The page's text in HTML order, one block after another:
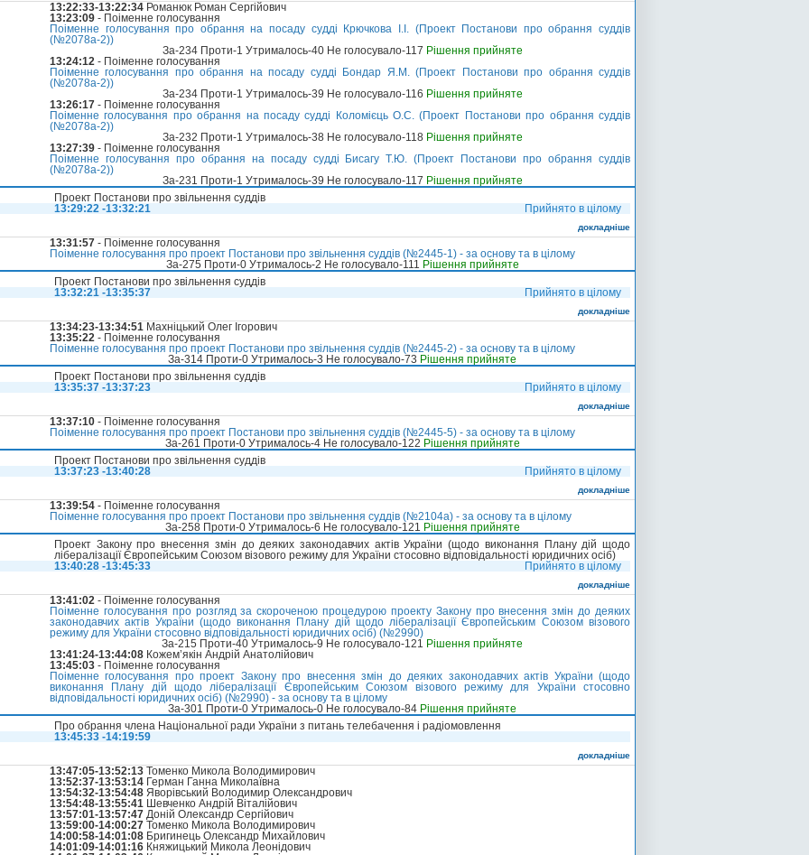
13:22:33-13:22:34 Романюк Роман Сергійович
13:23:09 - Поіменне голосування
Поіменне голосування про обрання на посаду судді Крючкова І.І. (Проект Постанови про обрання суддів
(№2078а-2))
За-234 Проти-1 Утрималось-40 Не голосувало-117 Рішення прийняте
13:24:12 - Поіменне голосування
Поіменне голосування про обрання на посаду судді Бондар Я.М. (Проект Постанови про обрання суддів
(№2078а-2))
За-234 Проти-1 Утрималось-39 Не голосувало-116 Рішення прийняте
13:26:17 - Поіменне голосування
Поіменне голосування про обрання на посаду судді Коломієць О.С. (Проект Постанови про обрання суддів
(№2078а-2))
За-232 Проти-1 Утрималось-38 Не голосувало-118 Рішення прийняте
13:27:39 - Поіменне голосування
Поіменне голосування про обрання на посаду судді Бисагу Т.Ю. (Проект Постанови про обрання суддів
(№2078а-2))
За-231 Проти-1 Утрималось-39 Не голосувало-117 Рішення прийняте
Проект Постанови про звільнення суддів
13:29:22 -13:32:21
Прийнято в цілому
докладніше
13:31:57 - Поіменне голосування
Поіменне голосування про проект Постанови про звільнення суддів (№2445-1) - за основу та в цілому
За-275 Проти-0 Утрималось-2 Не голосувало-111 Рішення прийняте
Проект Постанови про звільнення суддів
13:32:21 -13:35:37
Прийнято в цілому
докладніше
13:34:23-13:34:51 Махніцький Олег Ігорович
13:35:22 - Поіменне голосування
Поіменне голосування про проект Постанови про звільнення суддів (№2445-2) - за основу та в цілому
За-314 Проти-0 Утрималось-3 Не голосувало-73 Рішення прийняте
Проект Постанови про звільнення суддів
13:35:37 -13:37:23
Прийнято в цілому
докладніше
13:37:10 - Поіменне голосування
Поіменне голосування про проект Постанови про звільнення суддів (№2445-5) - за основу та в цілому
За-261 Проти-0 Утрималось-4 Не голосувало-122 Рішення прийняте
Проект Постанови про звільнення суддів
13:37:23 -13:40:28
Прийнято в цілому
докладніше
13:39:54 - Поіменне голосування
Поіменне голосування про проект Постанови про звільнення суддів (№2104а) - за основу та в цілому
За-258 Проти-0 Утрималось-6 Не голосувало-121 Рішення прийняте
Проект Закону про внесення змін до деяких законодавчих актів України (щодо виконання Плану дій щодо
лібералізації Європейським Союзом візового режиму для України стосовно відповідальності юридичних осіб)
13:40:28 -13:45:33
Прийнято в цілому
докладніше
13:41:02 - Поіменне голосування
Поіменне голосування про розгляд за скороченою процедурою проекту Закону про внесення змін до деяких
законодавчих актів України (щодо виконання Плану дій щодо лібералізації Європейським Союзом візового
режиму для України стосовно відповідальності юридичних осіб) (№2990)
За-215 Проти-40 Утрималось-9 Не голосувало-121 Рішення прийняте
13:41:24-13:44:08 Кожем’якін Андрій Анатолійович
13:45:03 - Поіменне голосування
Поіменне голосування про проект Закону про внесення змін до деяких законодавчих актів України (щодо
виконання Плану дій щодо лібералізації Європейським Союзом візового режиму для України стосовно
відповідальності юридичних осіб) (№2990) - за основу та в цілому
За-301 Проти-0 Утрималось-0 Не голосувало-84 Рішення прийняте
Про обрання члена Національної ради України з питань телебачення і радіомовлення
13:45:33 -14:19:59
докладніше
13:47:05-13:52:13 Томенко Микола Володимирович
13:52:37-13:53:14 Герман Ганна Миколаївна
13:54:32-13:54:48 Яворівський Володимир Олександрович
13:54:48-13:55:41 Шевченко Андрій Віталійович
13:57:01-13:57:47 Доній Олександр Сергійович
13:59:00-14:00:27 Томенко Микола Володимирович
14:00:58-14:01:08 Бригинець Олександр Михайлович
14:01:09-14:01:16 Княжицький Микола Леонідович